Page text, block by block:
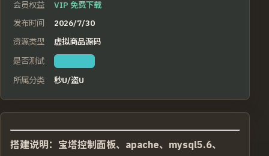
会员权益
VIP 免费下载
发布时间
2026/7/30
资源类型
虚拟商品源码
是否测试
所属分类
秒U/盗U
搭建说明：宝塔控制面板、apache、mysql5.6、